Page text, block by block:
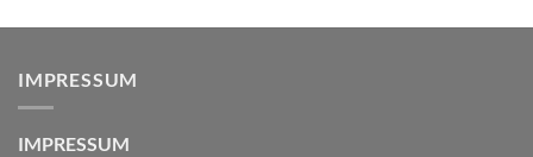
IMPRESSUM
IMPRESSUM